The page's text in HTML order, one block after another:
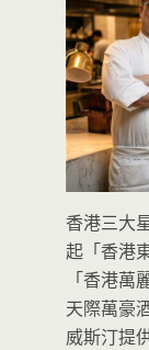
香港三大
起「香港
「香港
天際萬豪
威斯汀提供